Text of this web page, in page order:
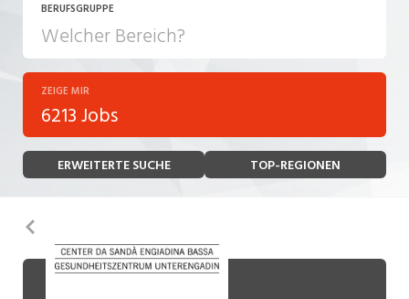
JOB-TYP
Festanstellung
Temporär (befristet)
Freelance
Lehrstelle
BERUFSGRUPPE
Bank, Versicherung
Bau, Handwerk, Elektro
Bildung, Kunst, Design, Soziale Berufe, Sport
Consulting, Human Resources
ZEIGE MIR
6213 Jobs
ERWEITERTE SUCHE TOP-REGIONEN